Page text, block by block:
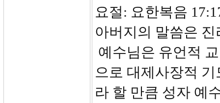
요절: 요한복음
아버지의 말씀은 진
예수님은 유언적
으로 대제사장적
라 할 만큼 성자 예